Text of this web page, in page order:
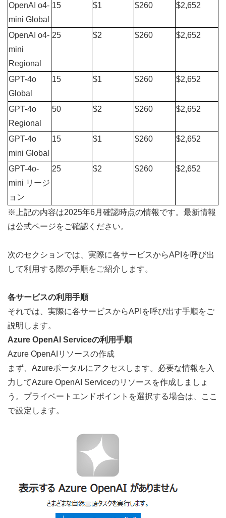
OpenAI o4-
mini Global
15 $1 $260 $2,652
OpenAI o4-
mini
Regional
25 $2 $260 $2,652
GPT-4o
Global
15 $1 $260 $2,652
GPT-4o
Regional
50 $2 $260 $2,652
GPT-4o
mini Global
15 $1 $260 $2,652
GPT-4o-
mini リージ
ョン
25 $2 $260 $2,652
※上記の内容は2025年6月確認時点の情報です。最新情報
は公式ページをご確認ください。
次のセクションでは、実際に各サービスからAPIを呼び出
して利用する際の手順をご紹介します。
各サービスの利用手順
それでは、実際に各サービスからAPIを呼び出す手順をご
説明します。
Azure OpenAI Serviceの利用手順
Azure OpenAIリソースの作成
まず、 Azureポータルにアクセスします。必要な情報を入
力してAzure OpenAI Serviceのリソースを作成しましょ
う。プライベートエンドポイントを選択する場合は、ここ
で設定します。